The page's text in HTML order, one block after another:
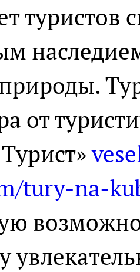
туристов
от
tury-na-